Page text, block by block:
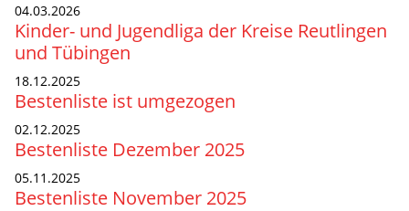
04.03.2026
Kinder- und Jugendliga der Kreise Reutlingen
und Tübingen
18.12.2025
Bestenliste ist umgezogen
02.12.2025
Bestenliste Dezember 2025
05.11.2025
Bestenliste November 2025